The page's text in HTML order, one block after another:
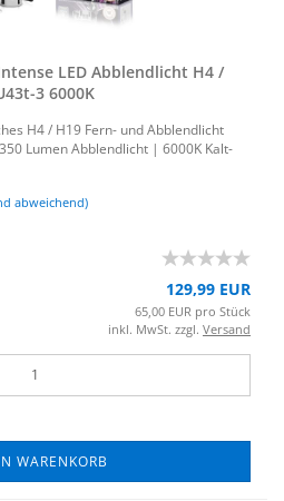
LED Ab­blend­licht H4 /
​​3 6000K
H4 / H19 Fern- und Ab­blend­licht
Lumen Ab­blend­licht | 6000K Kalt-​
abweichend)
129,99 EUR
65,00 EUR pro Stück
inkl. MwSt. zzgl. Versand
WARENKORB